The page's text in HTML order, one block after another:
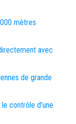
mètres
avec
de grande
contrôle d’une